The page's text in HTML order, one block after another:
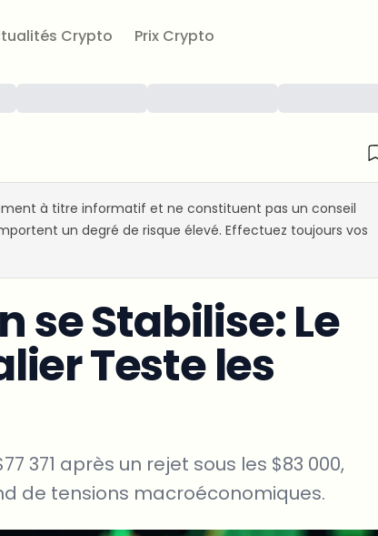
Crypto Prix Crypto
à titre informatif et ne constituent pas un conseil
un degré de risque élevé. Effectuez toujours vos
se Stabilise: Le
Teste les
371 après un rejet sous les $83 000,
de tensions macroéconomiques.